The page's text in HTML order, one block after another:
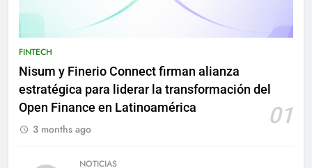
FINTECH
Nisum y Finerio Connect firman alianza
estratégica para liderar la transformación del
Open Finance en Latinoamérica
01
3 months ago
NOTICIAS